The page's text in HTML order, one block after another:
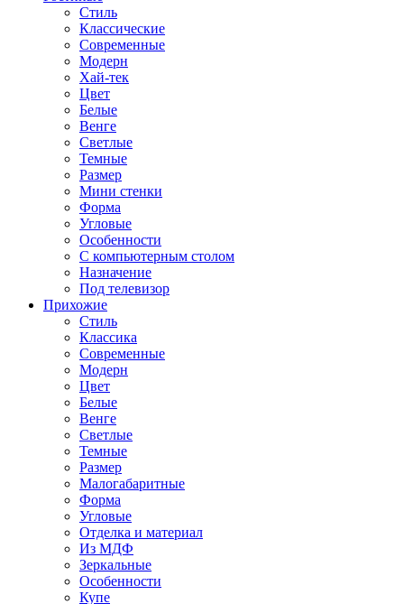
Стиль
Классические
Современные
Модерн
Хай-тек
Цвет
Белые
Венге
Светлые
Темные
Размер
Мини стенки
Форма
Угловые
Особенности
С компьютерным столом
Назначение
Под телевизор
Прихожие
Стиль
Классика
Современные
Модерн
Цвет
Белые
Венге
Светлые
Темные
Размер
Малогабаритные
Форма
Угловые
Отделка и материал
Из МДФ
Зеркальные
Особенности
Купе